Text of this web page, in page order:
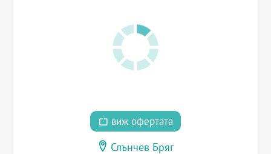
виж офертата
Слънчев Бряг